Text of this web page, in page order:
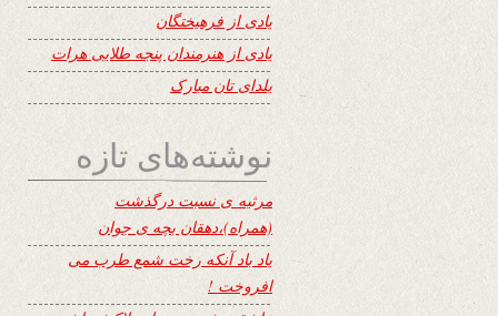
یادی از فرهیختگان
یادی از هنرمندان پنجه طلایی هرات
یلدای تان مبارک
نوشته‌های تازه
مرثیه ی نسبت درگذشت
(همراه)،دهقان بچه ی جوان
یاد باد آنکه رخت شمع طرب می
افروخت !